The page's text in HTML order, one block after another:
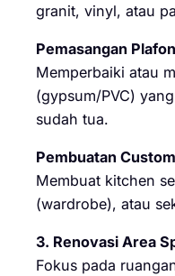
granit, vinyl, atau
Pemasangan Plafon
Memperbaiki atau
(gypsum/PVC)
sudah tua.
Pembuatan
Membuat kitchen
(wardrobe), atau
3. Renovasi Area
Fokus pada